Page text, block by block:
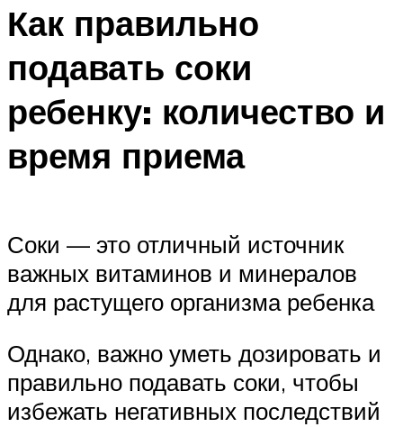
Как правильно
подавать соки
ребенку: количество и
время приема
Соки — это отличный источник
важных витаминов и минералов
для растущего организма ребенка
Однако, важно уметь дозировать и
правильно подавать соки, чтобы
избежать негативных последствий